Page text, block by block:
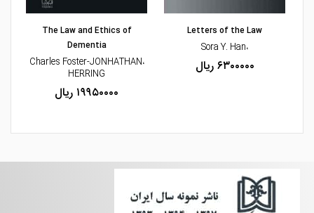
Letters of the Law
،Sora Y. Han
۶۳۰۰۰۰۰ ریال
The Law and Ethics of
Dementia
،Charles Foster-JONHATHAN
HERRING
۱۹۹۵۰۰۰۰ ریال